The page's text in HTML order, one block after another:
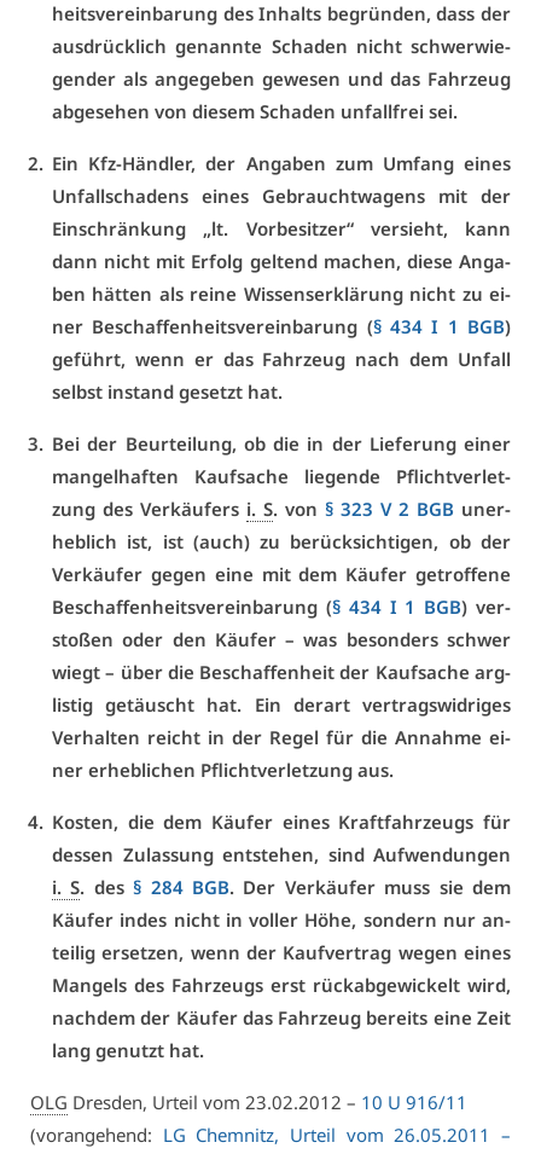
heits­ver­ein­ba­rung des In­halts be­grün­den, dass der
aus­drück­lich ge­nann­te Scha­den nicht schwer­wie­
gen­der als an­ge­ge­ben ge­we­sen und das Fahr­zeug
ab­ge­se­hen von die­sem Scha­den un­fall­frei sei.
Ein Kfz-Händ­ler, der An­ga­ben zum Um­fang ei­nes
Un­fall­scha­dens ei­nes Ge­braucht­wa­gens mit der
Ein­schrän­kung „lt. Vor­be­sit­zer“ ver­sieht, kann
dann nicht mit Er­folg gel­tend ma­chen, die­se An­ga­
ben hät­ten als rei­ne Wis­sens­er­klä­rung nicht zu ei­
ner Be­schaf­fen­heits­ver­ein­ba­rung (§ 434 I 1 BGB)
ge­führt, wenn er das Fahr­zeug nach dem Un­fall
selbst in­stand ge­setzt hat.
Bei der Be­ur­tei­lung, ob die in der Lie­fe­rung ei­ner
man­gel­haf­ten Kauf­sa­che lie­gen­de Pflicht­ver­let­
zung des Ver­käu­fers i. S. von § 323 V 2 BGB un­er­
heb­lich ist, ist (auch) zu be­rück­sich­ti­gen, ob der
Ver­käu­fer ge­gen ei­ne mit dem Käu­fer ge­trof­fe­ne
Be­schaf­fen­heits­ver­ein­ba­rung (§ 434 I 1 BGB) ver­
sto­ßen oder den Käu­fer – was be­son­ders schwer
wiegt – über die Be­schaf­fen­heit der Kauf­sa­che arg­
lis­tig ge­täuscht hat. Ein der­art ver­trags­wid­ri­ges
Ver­hal­ten reicht in der Re­gel für die An­nah­me ei­
ner er­heb­li­chen Pflicht­ver­let­zung aus.
Kos­ten, die dem Käu­fer ei­nes Kraft­fahr­zeugs für
des­sen Zu­las­sung ent­ste­hen, sind Auf­wen­dun­gen
i. S. des§ 284 BGB. Der Ver­käu­fer muss sie dem
Käu­fer in­des nicht in vol­ler Hö­he, son­dern nur an­
tei­lig er­set­zen, wenn der Kauf­ver­trag we­gen ei­nes
Man­gels des Fahr­zeugs erst rück­ab­ge­wi­ckelt wird,
nach­dem der Käu­fer das Fahr­zeug be­reits ei­ne Zeit
lang ge­nutzt hat.
OLG Dres­den, Ur­teil vom 23.02.2012 – 10 U 916/11
(vor­an­ge­hend: LG Chem­nitz, Ur­teil vom 26.05.2011 –